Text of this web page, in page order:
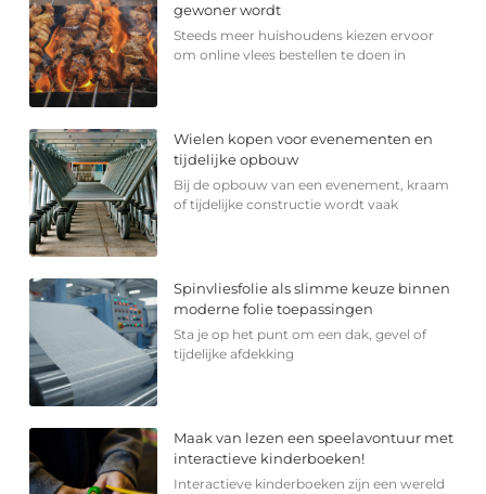
gewoner wordt
Steeds meer huishoudens kiezen ervoor
om online vlees bestellen te doen in
Wielen kopen voor evenementen en
tijdelijke opbouw
Bij de opbouw van een evenement, kraam
of tijdelijke constructie wordt vaak
Spinvliesfolie als slimme keuze binnen
moderne folie toepassingen
Sta je op het punt om een dak, gevel of
tijdelijke afdekking
Maak van lezen een speelavontuur met
interactieve kinderboeken!
Interactieve kinderboeken zijn een wereld